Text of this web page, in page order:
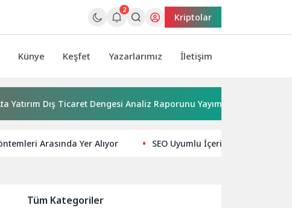
2
Kriptolar
Künye Keşfet Yazarlarımız İletişim
Dış Ticaret Dengesi Analiz Raporunu Yayımladı
Arasında Yer Alıyor SEO Uyumlu İçerik Yazımı İçin
Tüm Kategoriler